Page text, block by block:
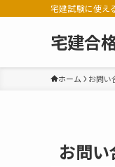
宅建試験に使え
宅建合
ホーム お問い
お問